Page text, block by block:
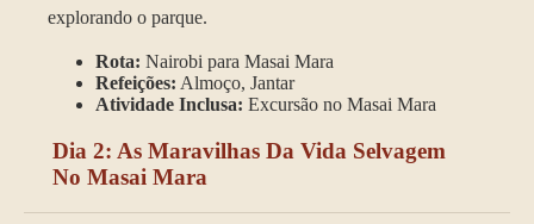
explorando o parque.
Rota: Nairobi para Masai Mara
Refeições: Almoço, Jantar
Atividade Inclusa: Excursão no Masai Mara
Dia 2: As Maravilhas Da Vida Selvagem
No Masai Mara